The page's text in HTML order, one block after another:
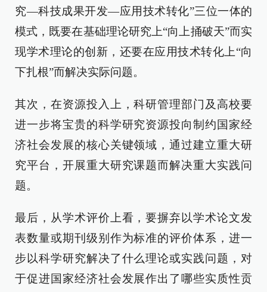
究—科技成果开发—应用技术转化”三位一体的
模式，既要在基础理论研究上“向上捅破天”而实
现学术理论的创新，还要在应用技术转化上“向
下扎根”而解决实际问题。
其次，在资源投入上，科研管理部门及高校要
进一步将宝贵的科学研究资源投向制约国家经
济社会发展的核心关键领域，通过建立重大研
究平台，开展重大研究课题而解决重大实践问
题。
最后，从学术评价上看，要摒弃以学术论文发
表数量或期刊级别作为标准的评价体系，进一
步以科学研究解决了什么理论或实践问题，对
于促进国家经济社会发展作出了哪些实质性贡